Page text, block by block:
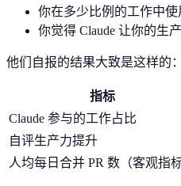
你在多少比例的工作中使
你觉得 Claude 让你的生
他们自报的结果大致是这样的：
指标
Claude 参与的工作占比
自评生产力提升
人均每日合并 PR 数（客观指标